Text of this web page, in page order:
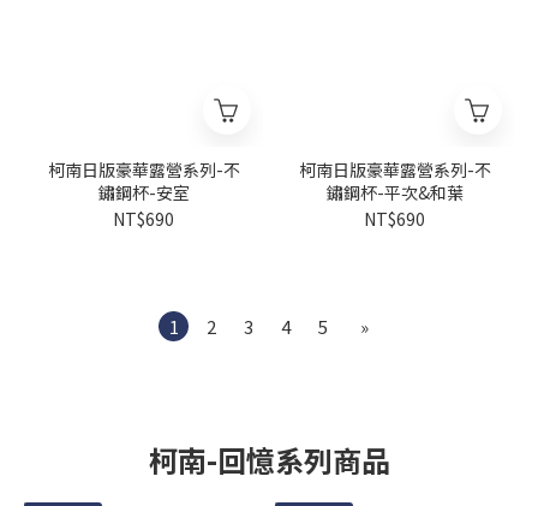
柯南日版豪華露營系列-不
鏽鋼杯-安室
NT$690
柯南日版豪華露營系列-不
鏽鋼杯-平次&和葉
NT$690
1 2 3 4 5 »
柯南-回憶系列商品